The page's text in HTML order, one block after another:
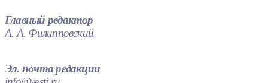
Главный редактор
А. А. Филипповский
Эл. почта редакции